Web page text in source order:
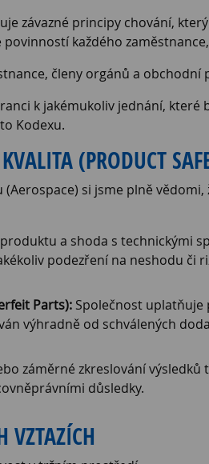
závazné principy chování,
každého
členy orgánů a
k jakémukoliv jednání,
Kodexu.
(PRODUCT
si jsme plně
a shoda s technickými
podezření na neshodu
Parts):Společnost uplatňuje
výhradně od schválených
záměrné zkreslování
důsledky.
VZTAZÍCH